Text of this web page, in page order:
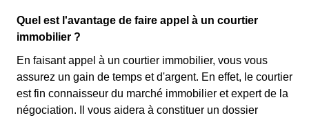
Quel est l'avantage de faire appel à un courtier
immobilier ?
En faisant appel à un courtier immobilier, vous vous
assurez un gain de temps et d'argent. En effet, le courtier
est fin connaisseur du marché immobilier et expert de la
négociation. Il vous aidera à constituer un dossier